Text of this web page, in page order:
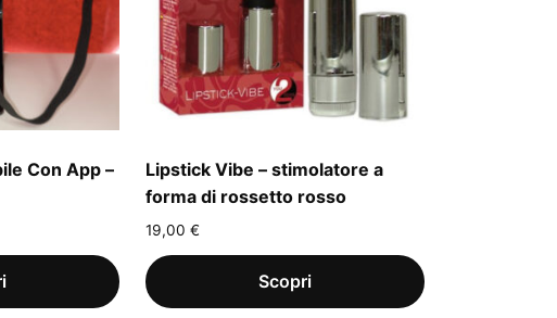
Con App –
Lipstick Vibe – stimolatore a
forma di rossetto rosso
19,00 €